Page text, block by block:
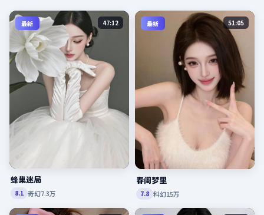
最新 47:12
蜂巢迷局
8.1 奇幻7.3万
最新 51:05
春闺梦里
7.8 科幻15万